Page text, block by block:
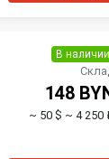
В наличии
148
~ 50 $ ~ 4 250